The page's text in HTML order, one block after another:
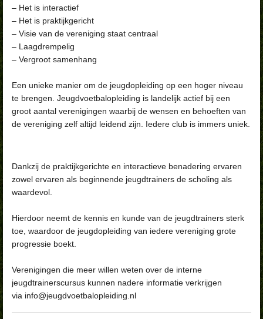
– Het is interactief
– Het is praktijkgericht
– Visie van de vereniging staat centraal
– Laagdrempelig
– Vergroot samenhang
Een unieke manier om de jeugdopleiding op een hoger niveau
te brengen. Jeugdvoetbalopleiding is landelijk actief bij een
groot aantal verenigingen waarbij de wensen en behoeften van
de vereniging zelf altijd leidend zijn. Iedere club is immers uniek.
Dankzij de praktijkgerichte en interactieve benadering ervaren
zowel ervaren als beginnende jeugdtrainers de scholing als
waardevol.
Hierdoor neemt de kennis en kunde van de jeugdtrainers sterk
toe, waardoor de jeugdopleiding van iedere vereniging grote
progressie boekt.
Verenigingen die meer willen weten over de interne
jeugdtrainerscursus kunnen nadere informatie verkrijgen
via info@jeugdvoetbalopleiding.nl